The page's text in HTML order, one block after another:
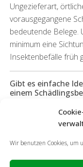
Wir benutzen Cookies, um
Ungezieferart,
vorausgegangene
bedeutende Belege.
minimum eine
Insektenbefälle früh
Gibt es einfache
einem
Was geschieht,
Schädlinge